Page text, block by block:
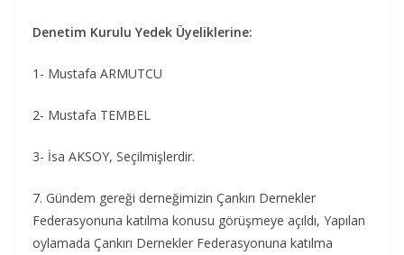
Denetim Kurulu Yedek Üyeliklerine:
1- Mustafa ARMUTCU
2- Mustafa TEMBEL
3- İsa AKSOY, Seçilmişlerdir.
7. Gündem gereği derneğimizin Çankırı Dernekler
Federasyonuna katılma konusu görüşmeye açıldı, Yapılan
oylamada Çankırı Dernekler Federasyonuna katılma